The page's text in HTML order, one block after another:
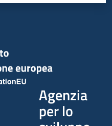
Agenzia
per lo